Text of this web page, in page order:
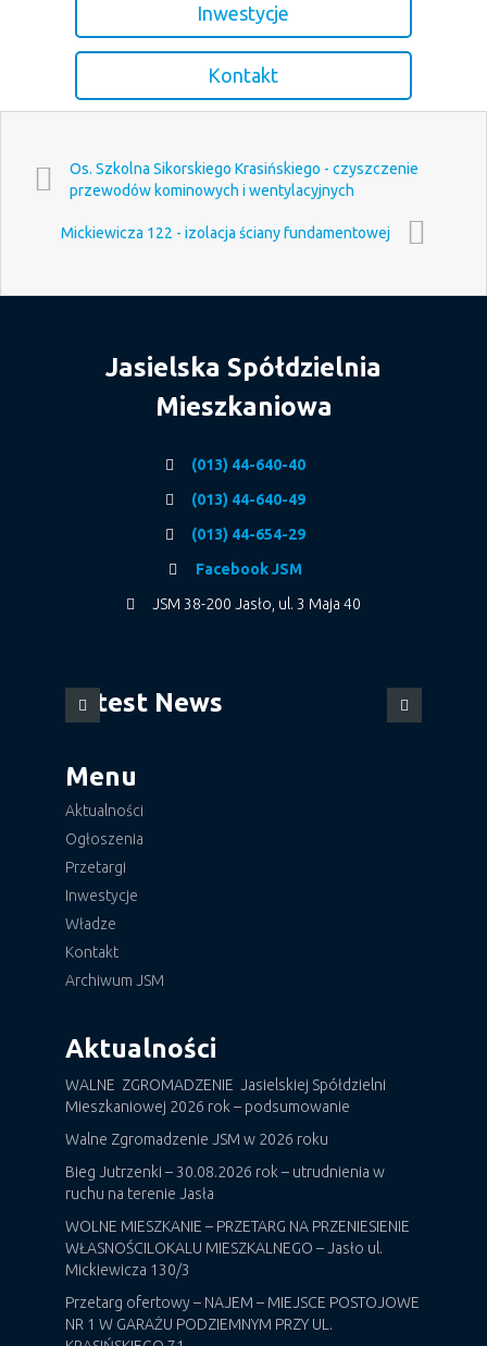
Inwestycje
Kontakt
Os. Szkolna Sikorskiego Krasińskiego - czyszczenie
przewodów kominowych i wentylacyjnych
Mickiewicza 122 - izolacja ściany fundamentowej
Jasielska Spółdzielnia
Mieszkaniowa
(013) 44-640-40
(013) 44-640-49
(013) 44-654-29
Facebook JSM
JSM 38-200 Jasło, ul. 3 Maja 40
Latest News
Menu
Aktualności
Ogłoszenia
Przetargi
Inwestycje
Władze
Kontakt
Archiwum JSM
Aktualności
WALNE ZGROMADZENIE Jasielskiej Spółdzielni
Mieszkaniowej 2026 rok – podsumowanie
Walne Zgromadzenie JSM w 2026 roku
Bieg Jutrzenki – 30.08.2026 rok – utrudnienia w
ruchu na terenie Jasła
WOLNE MIESZKANIE – PRZETARG NA PRZENIESIENIE
WŁASNOŚCILOKALU MIESZKALNEGO – Jasło ul.
Mickiewicza 130/3
Przetarg ofertowy – NAJEM – MIEJSCE POSTOJOWE
NR 1 W GARAŻU PODZIEMNYM PRZY UL.